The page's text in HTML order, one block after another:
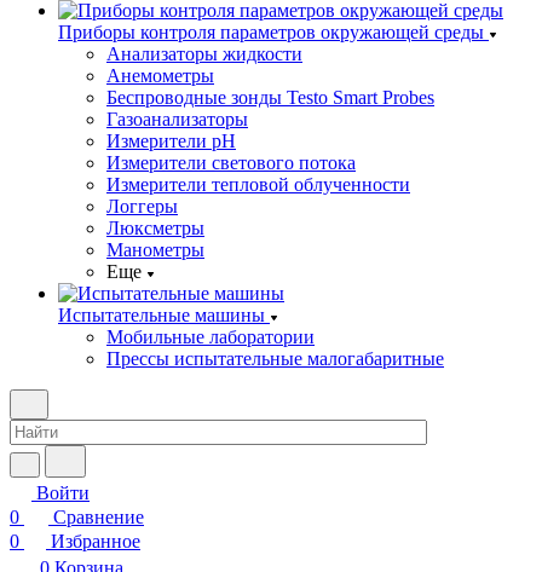
Приборы контроля параметров окружающей среды
Анализаторы жидкости
Анемометры
Беспроводные зонды Testo Smart Probes
Газоанализаторы
Измерители pH
Измерители светового потока
Измерители тепловой облученности
Логгеры
Люксметры
Манометры
Еще
Испытательные машины
Мобильные лаборатории
Прессы испытательные малогабаритные
Войти
0
Сравнение
0
Избранное
0 Корзина